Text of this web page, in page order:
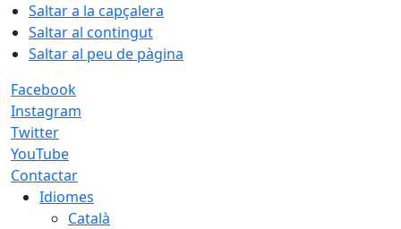
Saltar a la capçalera
Saltar al contingut
Saltar al peu de pàgina
Facebook
Instagram
Twitter
YouTube
Contactar
Idiomes
Català